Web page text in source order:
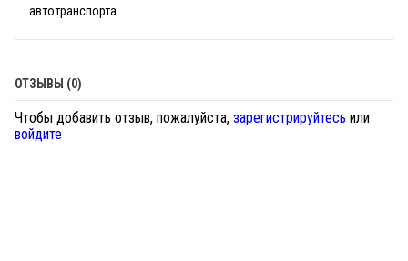
автотранспорта
ОТЗЫВЫ (0)
Чтобы добавить отзыв, пожалуйста, зарегистрируйтесь или
войдите